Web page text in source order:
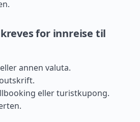
for innreise til
annen valuta.
eller turistkupong.